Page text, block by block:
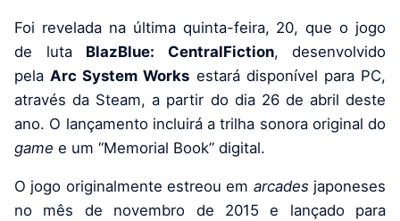
Foi revelada na última quinta-feira, 20, que o jogo
de luta BlazBlue: CentralFiction, desenvolvido
pelaArc System Works estará disponível para PC,
através da Steam, a partir do dia 26 de abril deste
ano. O lançamento incluirá a trilha sonora original do
game e um “Memorial Book” digital.
O jogo originalmente estreou em arcades japoneses
no mês de novembro de 2015 e lançado para